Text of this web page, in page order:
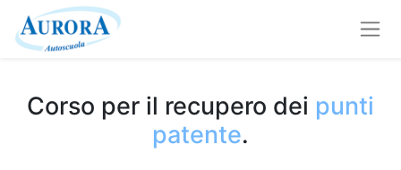
Corso per il recupero dei punti
patente.